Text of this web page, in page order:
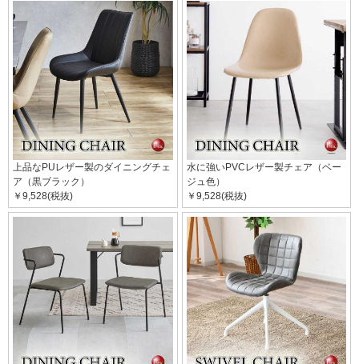
上品なPUレザー製のダイニングチェ
ア（黒ブラック）
￥9,528(税抜)
水に強いPVCレザー製チェア（ベー
ジュ色）
￥9,528(税抜)